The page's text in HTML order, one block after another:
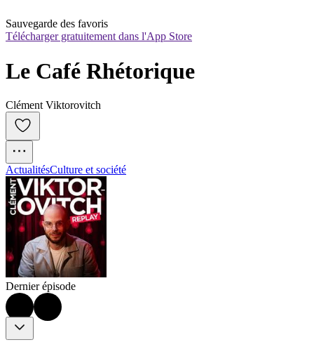
Sauvegarde des favoris
Télécharger gratuitement dans l'App Store
Le Café Rhétorique
Clément Viktorovitch
ActualitésCulture et société
Dernier épisode